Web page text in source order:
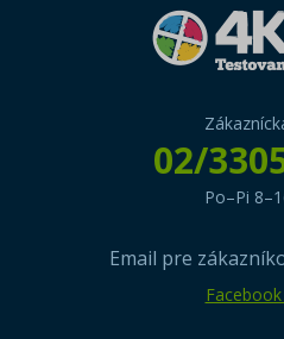
02/
Po–Pi
Email pre